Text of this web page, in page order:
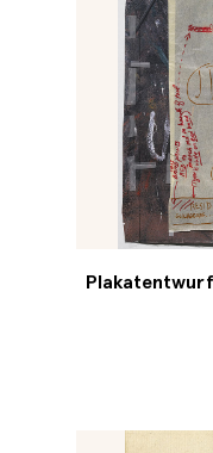
Plakatentwurf: